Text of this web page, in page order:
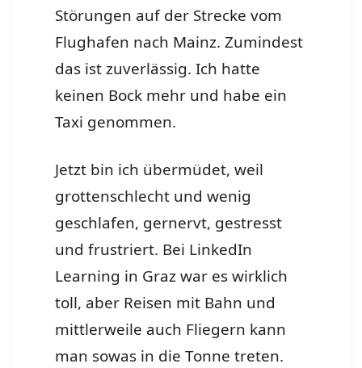
Störungen auf der Strecke vom
Flughafen nach Mainz. Zumindest
das ist zuverlässig. Ich hatte
keinen Bock mehr und habe ein
Taxi genommen.
Jetzt bin ich übermüdet, weil
grottenschlecht und wenig
geschlafen, gernervt, gestresst
und frustriert. Bei LinkedIn
Learning in Graz war es wirklich
toll, aber Reisen mit Bahn und
mittlerweile auch Fliegern kann
man sowas in die Tonne treten.